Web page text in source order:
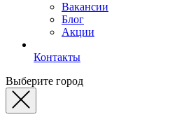
Вакансии
Блог
Акции
Контакты
Выберите город